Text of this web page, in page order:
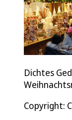
Dichtes
Copyright: